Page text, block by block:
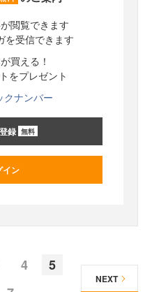
閲覧できます
を受信できます
買える！
をプレゼント
クナンバー
録 無料
イン
4
5
NEXT